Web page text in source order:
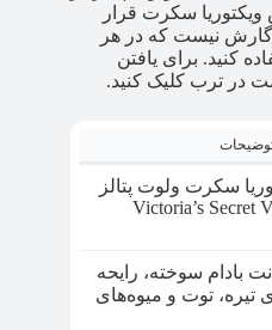
سکرت قرار
نیست که در هر
کنید. برای یافتن
در ترب کلیک کنید.
سکرت ولوت پتالز
(Victoria’s Secret
بادام سوخته، رایحه
تیره، توت‌ و میوه‌های